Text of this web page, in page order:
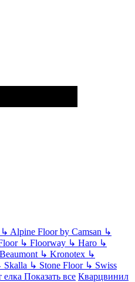
↳ Alpine Floor by Camsan ↳
↳ Floorway ↳ Haro ↳
↳ Kronotex ↳
Skalla ↳ Stone Floor ↳ Swiss
елка Показать все Кварцвинил